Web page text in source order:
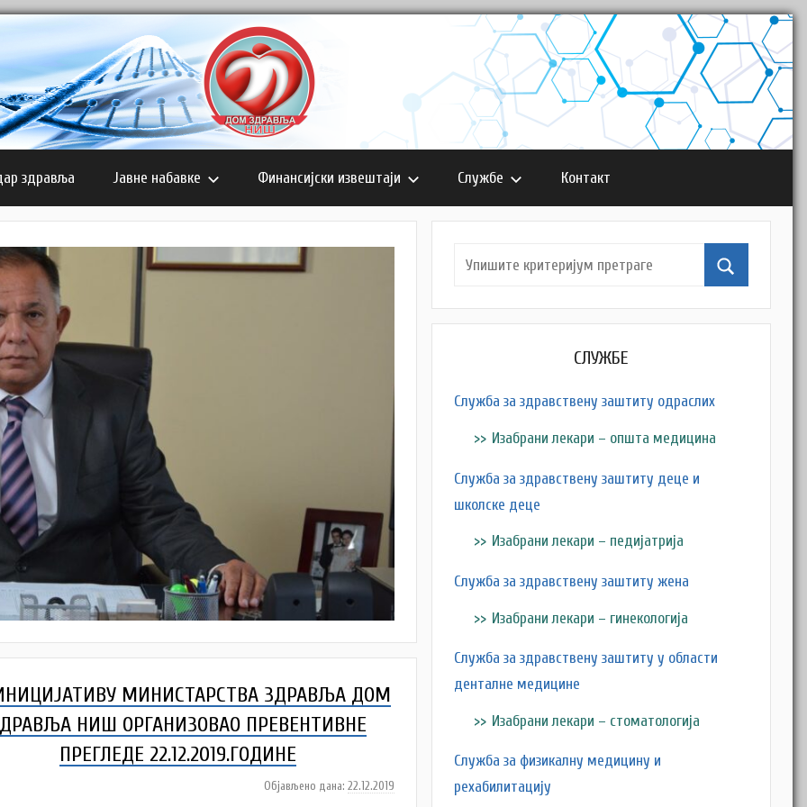
здравља Јавне набавке Финансијски извештаји Службе Контакт
МИНИСТАРСТВА ЗДРАВЉА ДОМ
НИШ ОРГАНИЗОВАО ПРЕВЕНТИВНЕ
ПРЕГЛЕДЕ 22.12.2019.ГОДИНЕ
Објављено дана:22.12.2019
СЛУЖБЕ
Служба за здравствену заштиту одраслих
Изабрани лекари – општа медицина
Служба за здравствену заштиту деце и
школске деце
Изабрани лекари – педијатрија
Служба за здравствену заштиту жена
Изабрани лекари – гинекологија
Служба за здравствену заштиту у области
денталне медицине
Изабрани лекари – стоматологија
Служба за физикалну медицину и
рехабилитацију